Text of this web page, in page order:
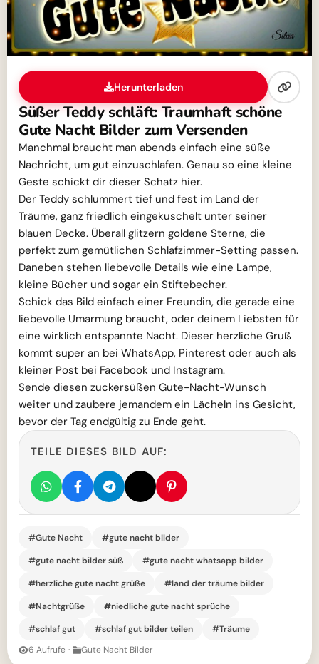
Herunterladen
Süßer Teddy schläft: Traumhaft schöne
Gute Nacht Bilder zum Versenden
Manchmal braucht man abends einfach eine süße
Nachricht, um gut einzuschlafen. Genau so eine kleine
Geste schickt dir dieser Schatz hier.
Der Teddy schlummert tief und fest im Land der
Träume, ganz friedlich eingekuschelt unter seiner
blauen Decke. Überall glitzern goldene Sterne, die
perfekt zum gemütlichen Schlafzimmer-Setting passen.
Daneben stehen liebevolle Details wie eine Lampe,
kleine Bücher und sogar ein Stiftebecher.
Schick das Bild einfach einer Freundin, die gerade eine
liebevolle Umarmung braucht, oder deinem Liebsten für
eine wirklich entspannte Nacht. Dieser herzliche Gruß
kommt super an bei WhatsApp, Pinterest oder auch als
kleiner Post bei Facebook und Instagram.
Sende diesen zuckersüßen Gute-Nacht-Wunsch
weiter und zaubere jemandem ein Lächeln ins Gesicht,
bevor der Tag endgültig zu Ende geht.
TEILE DIESES BILD AUF:
#Gute Nacht
#gute nacht bilder
#gute nacht bilder süß
#gute nacht whatsapp bilder
#herzliche gute nacht grüße
#land der träume bilder
#Nachtgrüße
#niedliche gute nacht sprüche
#schlaf gut
#schlaf gut bilder teilen
#Träume
6 Aufrufe · Gute Nacht Bilder